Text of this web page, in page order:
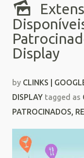
Display
by CLINKS |
DISPLAY tagged as
PATROCINADOS,